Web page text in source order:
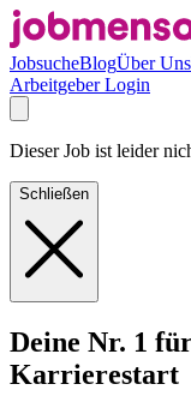
JobsucheBlogÜber Uns
Arbeitgeber Login
Dieser Job ist leider
Schließen
Deine Nr. 1
Karrierestart